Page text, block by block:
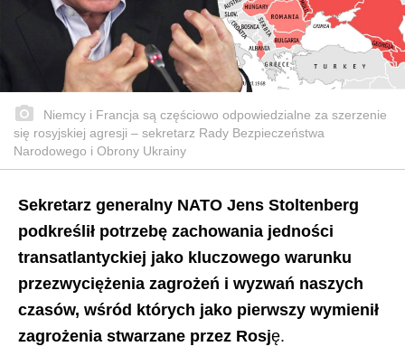
Niemcy i Francja są częściowo odpowiedzialne za szerzenie
się rosyjskiej agresji – sekretarz Rady Bezpieczeństwa
Narodowego i Obrony Ukrainy
Sekretarz generalny NATO Jens Stoltenberg
podkreślił potrzebę zachowania jedności
transatlantyckiej jako kluczowego warunku
przezwyciężenia zagrożeń i wyzwań naszych
czasów, wśród których jako pierwszy wymienił
zagrożenia stwarzane przez Rosję.